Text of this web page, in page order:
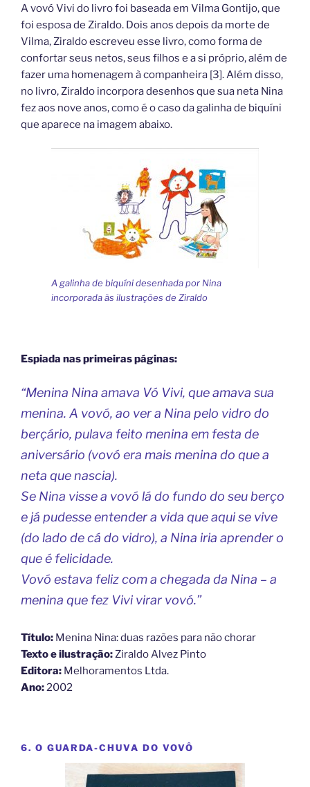
A vovó Vivi do livro foi baseada em Vilma Gontijo, que
foi esposa de Ziraldo. Dois anos depois da morte de
Vilma, Ziraldo escreveu esse livro, como forma de
confortar seus netos, seus filhos e a si próprio, além de
fazer uma homenagem à companheira [3]. Além disso,
no livro, Ziraldo incorpora desenhos que sua neta Nina
fez aos nove anos, como é o caso da galinha de biquíni
que aparece na imagem abaixo.
A galinha de biquíni desenhada por Nina
incorporada às ilustrações de Ziraldo
Espiada nas primeiras páginas:
“Menina Nina amava Vó Vivi, que amava sua
menina. A vovó, ao ver a Nina pelo vidro do
berçário, pulava feito menina em festa de
aniversário (vovó era mais menina do que a
neta que nascia).
Se Nina visse a vovó lá do fundo do seu berço
e já pudesse entender a vida que aqui se vive
(do lado de cá do vidro), a Nina iria aprender o
que é felicidade.
Vovó estava feliz com a chegada da Nina – a
menina que fez Vivi virar vovó.”
Título: Menina Nina: duas razões para não chorar
Texto e ilustração:Ziraldo Alvez Pinto
Editora: Melhoramentos Ltda.
Ano:2002
6. O GUARDA-CHUVA DO VOVÔ